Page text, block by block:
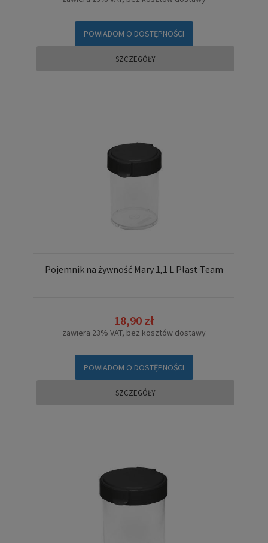
POWIADOM O DOSTĘPNOŚCI
SZCZEGÓŁY
Pojemnik na żywność Mary 1,1 L Plast Team
18,90 zł
zawiera 23% VAT, bez kosztów dostawy
POWIADOM O DOSTĘPNOŚCI
SZCZEGÓŁY